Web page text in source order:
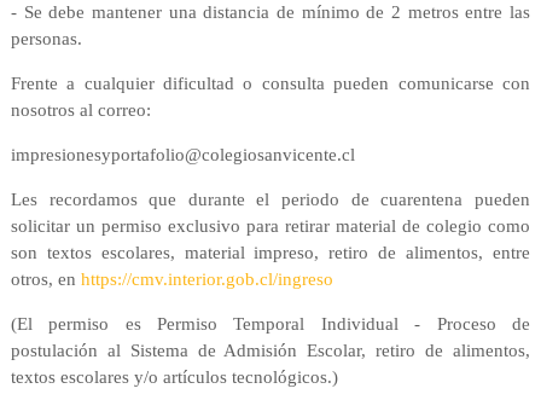
- Se debe mantener una distancia de mínimo de 2 metros entre las
personas.
Frente a cualquier dificultad o consulta pueden comunicarse con
nosotros al correo:
impresionesyportafolio@colegiosanvicente.cl
Les recordamos que durante el periodo de cuarentena pueden
solicitar un permiso exclusivo para retirar material de colegio como
son textos escolares, material impreso, retiro dealimentos, entre
otros, en https://cmv.interior.gob.cl/ingreso
(El permiso es Permiso Temporal Individual - Proceso de
postulación al Sistema de Admisión Escolar, retiro dealimentos,
textos escolares y/o artículos tecnológicos.)